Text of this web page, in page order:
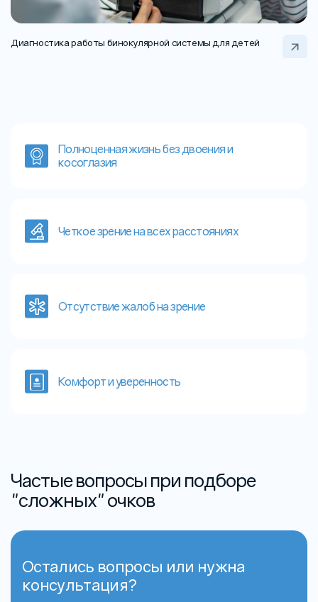
Диагностика работы бинокулярной системы для детей
Полноценная жизнь без двоения и
косоглазия
Четкое зрение на всех расстояниях
Отсутствие жалоб на зрение
Комфорт и уверенность
Частые вопросы при подборе
"сложных" очков
Остались вопросы или нужна
консультация?